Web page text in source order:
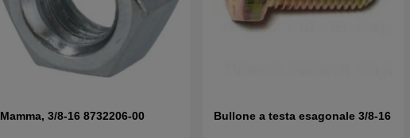
Mamma, 3/8-16 8732206-00 Bullone a testa esagonale 3/8-16